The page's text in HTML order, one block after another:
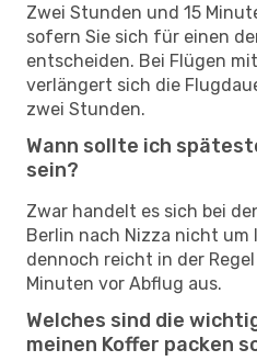
Zwei Stunden und 15
sofern Sie sich für einen
entscheiden. Bei Flügen
verlängert sich die
zwei Stunden.
Wann sollte ich
sein?
Zwar handelt es sich bei
Berlin nach Nizza nicht um
dennoch reicht in der
Minuten vor Abflug aus.
Welches sind die
meinen Koffer packen